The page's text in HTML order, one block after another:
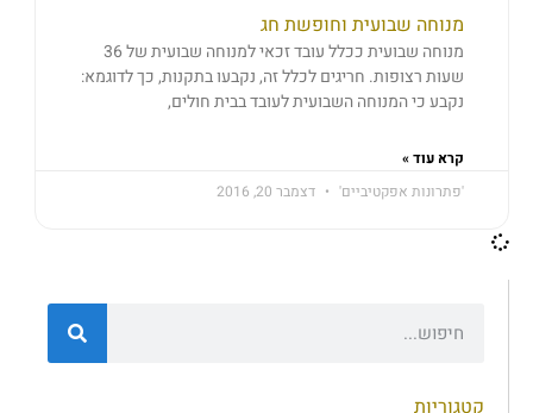
מנוחה שבועית וחופשת חג
מנוחה שבועית ככלל עובד זכאי למנוחה שבועית של 36
שעות רצופות. חריגים לכלל זה, נקבעו בתקנות, כך לדוגמא:
נקבע כי המנוחה השבועית לעובד בבית חולים,
קרא עוד »
'פתרונות אפקטיביים'
דצמבר 20, 2016
קטגוריות